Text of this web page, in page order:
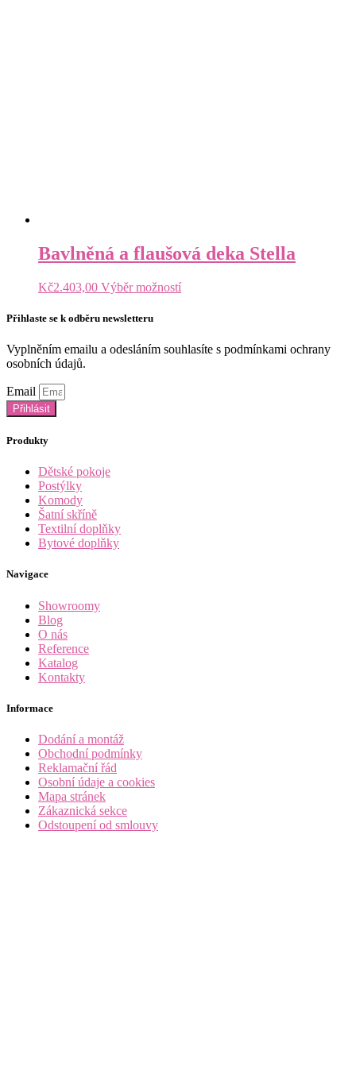
Bavlněná a flaušová deka Stella
Kč2.403,00 Výběr možnostíTento
variant.
Možnosti
Přihlaste se k odběru newsletteru
Vyplněním emailu a odesláním souhlasíte s podmínkami ochrany
osobních údajů.
Email
Přihlásit
Produkty
Dětské pokoje
Postýlky
Komody
Šatní skříně
Textilní doplňky
Bytové doplňky
Navigace
Showroomy
Blog
O nás
Reference
Katalog
Kontakty
Informace
Dodání a montáž
Obchodní podmínky
Reklamační řád
Osobní údaje a cookies
Mapa stránek
Zákaznická sekce
Odstoupení od smlouvy